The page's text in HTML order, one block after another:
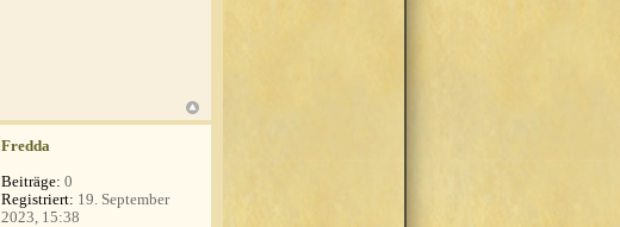
Fredda
Beiträge: 0
Registriert: 19. September
2023, 15:38